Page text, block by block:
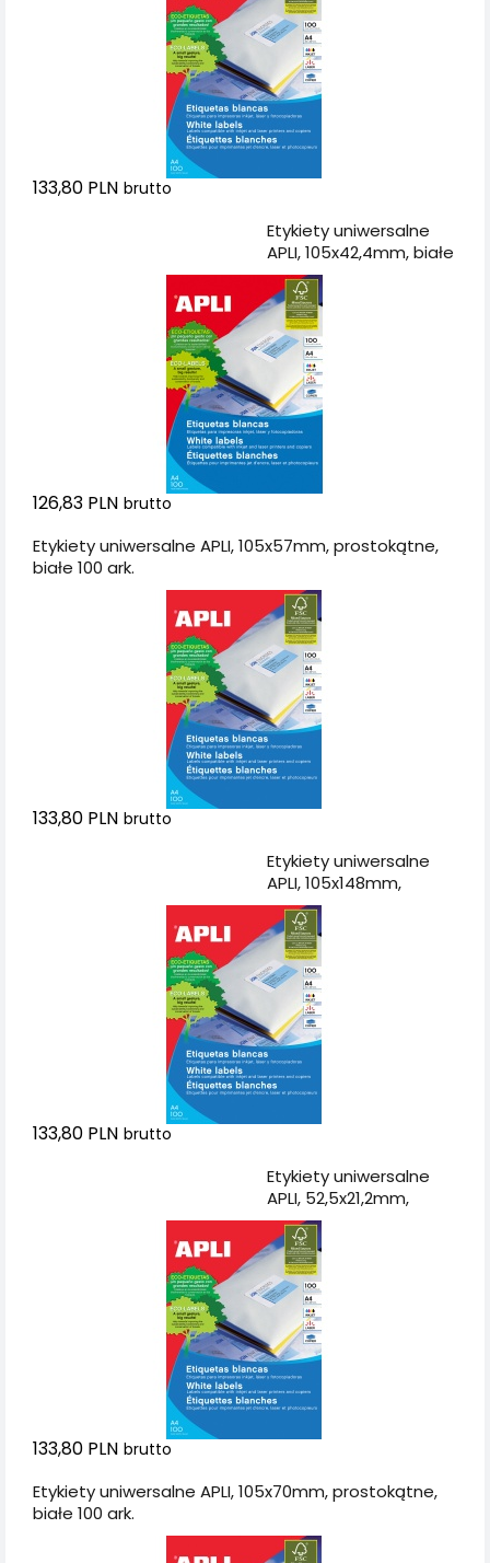
133,80 PLN brutto
Etykiety uniwersalne
APLI, 105x42,4mm, białe
126,83 PLN brutto
Etykiety uniwersalne APLI, 105x57mm, prostokątne,
białe 100 ark.
133,80 PLN brutto
Etykiety uniwersalne
APLI, 105x148mm,
prostokątne, białe 100
ark.
133,80 PLN brutto
Etykiety uniwersalne
APLI, 52,5x21,2mm,
prostokątne, białe 100
ark.
133,80 PLN brutto
Etykiety uniwersalne APLI, 105x70mm, prostokątne,
białe 100 ark.